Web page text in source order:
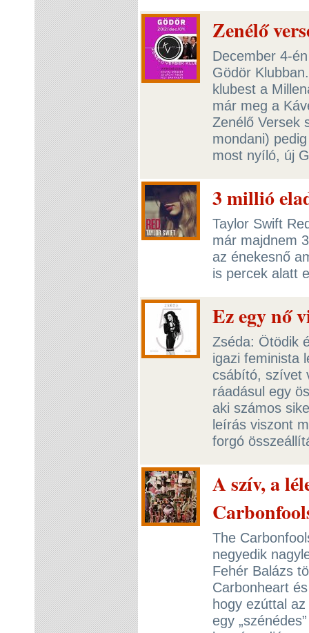
Zenélő
December 4-
Gödör
klubest a
már meg a
Zenélő Versek
mondani)
most nyíló, új
3 millió
Taylor Swift
már majdnem
az énekesnő
is percek alatt
Ez egy nő
Zséda: Ötödik
igazi feminista
csábító, szívet
ráadásul egy
aki számos
leírás viszont
forgó
A szív, a
The
negyedik
Fehér Balázs
Carbonheart
hogy ezúttal
egy